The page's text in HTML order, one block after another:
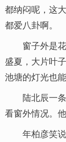
都纳闷呢，这
都爱八卦啊。
窗子外是
盛夏，大片叶
池塘的灯光也能
陆北辰一
看窗外情况。
年柏彦笑